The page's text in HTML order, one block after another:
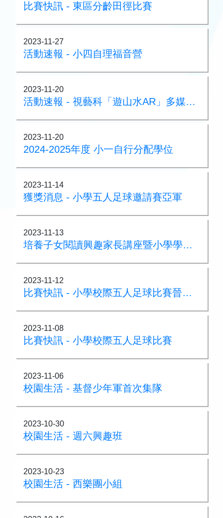
比賽快訊 - 東區分齡田徑比賽
2023-11-27
活動速報 - 小四自理福音營
2023-11-20
活動速報 - 視藝科「遊山水AR」多媒體展覽及工作坊
2023-11-20
2024-2025年度 小一自行分配學位
2023-11-14
獲獎消息 - 小學五人足球邀請賽亞軍
2023-11-13
培養子女閱讀興趣家長講座暨小學學習體驗日
2023-11-12
比賽快訊 - 小學校際五人足球比賽晉級16強
2023-11-08
比賽快訊 - 小學校際五人足球比賽
2023-11-06
校園生活 - 基督少年軍首次集隊
2023-10-30
校園生活 - 週六興趣班
2023-10-23
校園生活 - 西樂團小組